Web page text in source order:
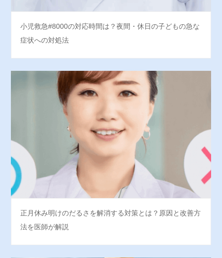
小児救急#8000の対応時間は？夜間・休日の子どもの急な
症状への対処法
正月休み明けのだるさを解消する対策とは？原因と改善方
法を医師が解説